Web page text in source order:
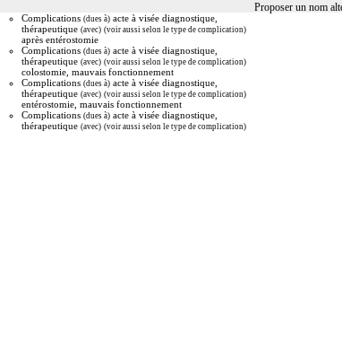
Proposer un nom
Complications (dues à)acte à visée diagnostique,
thérapeutique (avec) (voir aussi selon le type de complication)
après entérostomie
Complications (dues à)acte à visée diagnostique,
thérapeutique (avec) (voir aussi selon le type de complication)
colostomie, mauvais fonctionnement
Complications (dues à)acte à visée diagnostique,
thérapeutique (avec) (voir aussi selon le type de complication)
entérostomie, mauvais fonctionnement
Complications (dues à)acte à visée diagnostique,
thérapeutique (avec) (voir aussi selon le type de complication)
mauvais